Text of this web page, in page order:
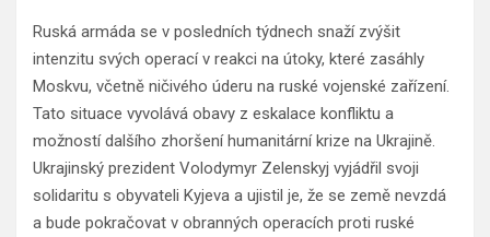
Ruská armáda se v posledních týdnech snaží zvýšit
intenzitu svých operací v reakci na útoky, které zasáhly
Moskvu, včetně ničivého úderu na ruské vojenské zařízení.
Tato situace vyvolává obavy z eskalace konfliktu a
možností dalšího zhoršení humanitární krize na Ukrajině.
Ukrajinský prezident Volodymyr Zelenskyj vyjádřil svoji
solidaritu s obyvateli Kyjeva a ujistil je, že se země nevzdá
a bude pokračovat v obranných operacích proti ruské